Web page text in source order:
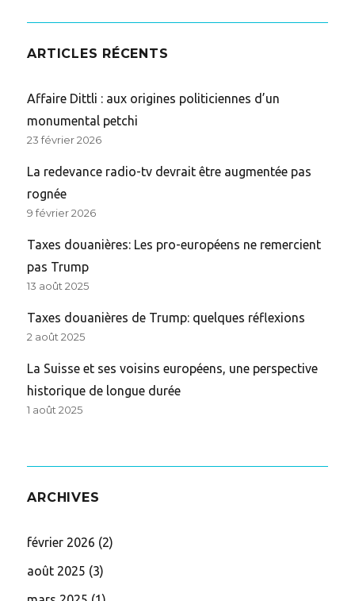
ARTICLES RÉCENTS
Affaire Dittli : aux origines politiciennes d’un
monumental petchi
23 février 2026
La redevance radio-tv devrait être augmentée pas
rognée
9 février 2026
Taxes douanières: Les pro-européens ne remercient
pas Trump
13 août 2025
Taxes douanières de Trump: quelques réflexions
2 août 2025
La Suisse et ses voisins européens, une perspective
historique de longue durée
1 août 2025
ARCHIVES
février 2026 (2)
août 2025 (3)